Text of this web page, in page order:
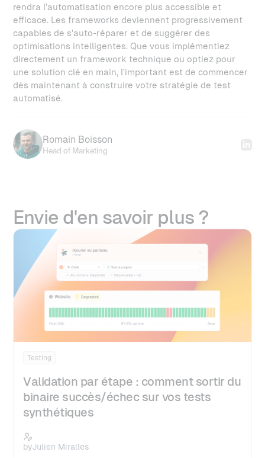
rendra l'automatisation encore plus accessible et
efficace. Les frameworks deviennent progressivement
capables de s'auto-réparer et de suggérer des
optimisations intelligentes. Que vous implémentiez
directement un framework technique ou optiez pour
une solution clé en main, l'important est de commencer
dès maintenant à construire votre stratégie de test
automatisé.
Romain Boisson
Head of Marketing
Envie d'en savoir plus ?
Testing
Validation par étape : comment sortir du
binaire succès/échec sur vos tests
synthétiques
byJulien Miralles